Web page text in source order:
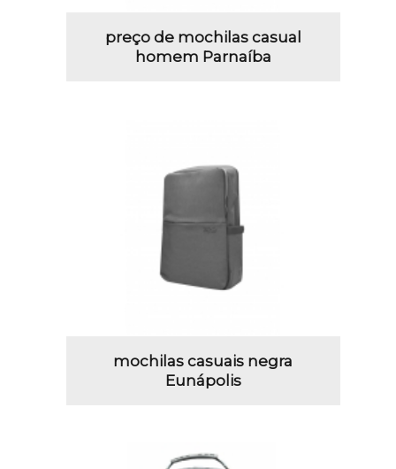
preço de mochilas casual
homem Parnaíba
mochilas casuais negra
Eunápolis